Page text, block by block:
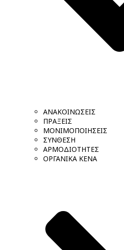
ΑΝΑΚΟΙΝΩΣΕΙΣ
ΠΡΑΞΕΙΣ
ΜΟΝΙΜΟΠΟΙΗΣΕΙΣ
ΣΥΝΘΕΣΗ
ΑΡΜΟΔΙΟΤΗΤΕΣ
ΟΡΓΑΝΙΚΑ ΚΕΝΑ